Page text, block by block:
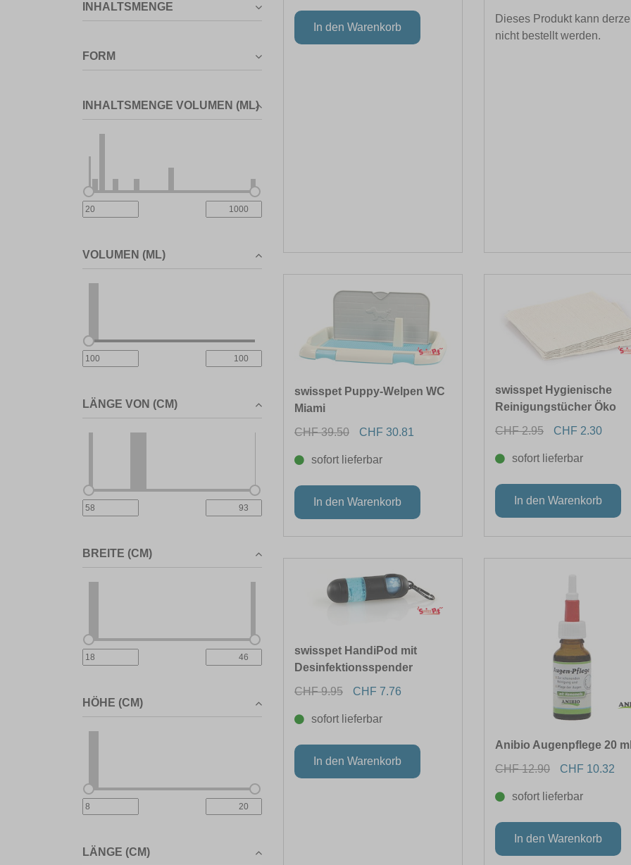
INHALTSMENGE
FORM
INHALTSMENGE VOLUMEN (ML)
VOLUMEN (ML)
LÄNGE VON (CM)
BREITE (CM)
HÖHE (CM)
LÄNGE (CM)
Dieses Produkt kann
nicht bestellt werden.
swisspet Puppy-Welpen WC
Miami
CHF 39.50
CHF 30.81
sofort lieferbar
swisspet Hygienische
Reinigungstücher Öko
CHF 2.95
CHF 2.30
sofort lieferbar
swisspet HandiPod mit
Desinfektionsspender
CHF 9.95
CHF 7.76
sofort lieferbar
Anibio Augenpflege 20
CHF 12.90
CHF 10.32
sofort lieferbar